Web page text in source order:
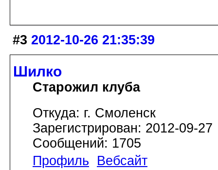
#3 2012-10-26 21:35:39
Шилко
Старожил клуба
Откуда: г. Смоленск
Зарегистрирован: 2012-09-27
Сообщений: 1705
Профиль
Вебсайт